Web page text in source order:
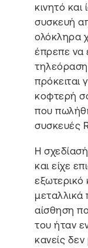
κινητό
συσκευή
ολόκληρα
έπρεπε να
τηλεόραση
πρόκειται
κοφτερή
που
συσκευές
H
και είχε
εξωτερικό
μεταλλικά
αίσθηση
του ήταν
κανείς